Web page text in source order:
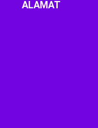
ALAMAT